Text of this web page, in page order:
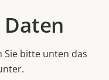
Sie bitte unten das